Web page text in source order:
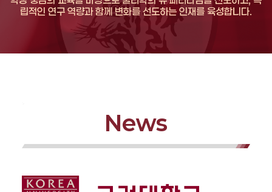
립적인 연구 역량과 함께 변화를 선도하는 인재를 육성합니다.
News